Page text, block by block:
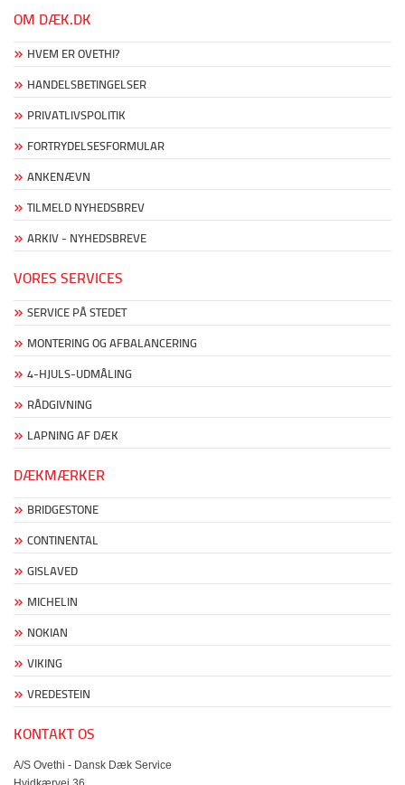
OM DÆK.DK
HVEM ER OVETHI?
HANDELSBETINGELSER
PRIVATLIVSPOLITIK
FORTRYDELSESFORMULAR
ANKENÆVN
TILMELD NYHEDSBREV
ARKIV - NYHEDSBREVE
VORES SERVICES
SERVICE PÅ STEDET
MONTERING OG AFBALANCERING
4-HJULS-UDMÅLING
RÅDGIVNING
LAPNING AF DÆK
DÆKMÆRKER
BRIDGESTONE
CONTINENTAL
GISLAVED
MICHELIN
NOKIAN
VIKING
VREDESTEIN
KONTAKT OS
A/S Ovethi - Dansk Dæk Service